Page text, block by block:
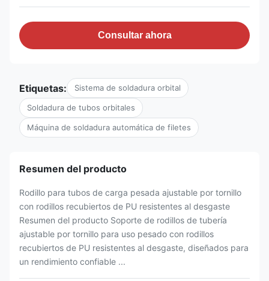
Consultar ahora
Etiquetas: Sistema de soldadura orbital
Soldadura de tubos orbitales
Máquina de soldadura automática de filetes
Resumen del producto
Rodillo para tubos de carga pesada ajustable por tornillo
con rodillos recubiertos de PU resistentes al desgaste
Resumen del producto Soporte de rodillos de tubería
ajustable por tornillo para uso pesado con rodillos
recubiertos de PU resistentes al desgaste, diseñados para
un rendimiento confiable ...